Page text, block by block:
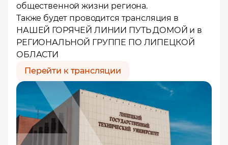
общественной жизни региона.
Также будет проводится трансляция в
НАШЕЙ ГОРЯЧЕЙ ЛИНИИ ПУТЬ ДОМОЙ и в
РЕГИОНАЛЬНОЙ ГРУППЕ ПО ЛИПЕЦКОЙ
ОБЛАСТИ
Перейти к трансляции